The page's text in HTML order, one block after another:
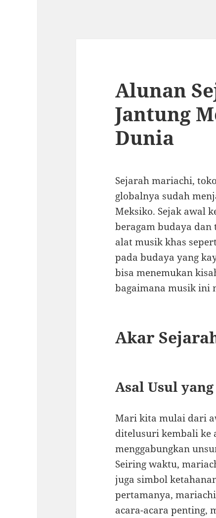
Alunan
Jantung
Dunia
Sejarah mariachi,
globalnya sudah
Meksiko. Sejak awal
beragam budaya
alat musik khas
pada budaya yang
bisa menemukan
bagaimana musik ini
Akar
Asal Usul
Mari kita mulai dari
ditelusuri kembali ke
menggabungkan
Seiring waktu,
juga simbol
pertamanya,
acara-acara penting,